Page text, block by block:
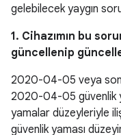
gelebilecek yaygın
1. Cihazımın bu
güncellenip
2020-04-05 veya
2020-04-05 güvenlik
yamalar düzeyleriyle
güvenlik yaması